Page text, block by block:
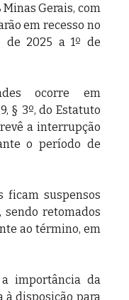
Gerais, com
em recesso no
de 2025 a 1º de
ocorre em
§ 3º, do Estatuto
a interrupção
o período de
ficam suspensos
retomados
ao término, em
importância da
à disposição para